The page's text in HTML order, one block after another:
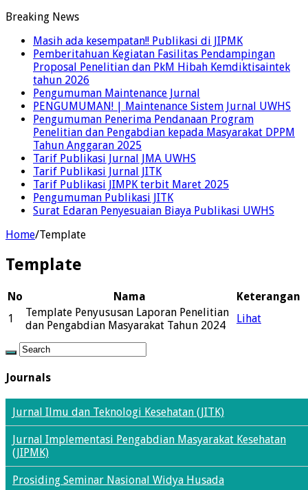
Breaking News
Masih ada kesempatan!! Publikasi di JIPMK
Pemberitahuan Kegiatan Fasilitas Pendampingan
Proposal Penelitian dan PkM Hibah Kemdiktisaintek
tahun 2026
Pengumuman Maintenance Jurnal
PENGUMUMAN! | Maintenance Sistem Jurnal UWHS
Pengumuman Penerima Pendanaan Program
Penelitian dan Pengabdian kepada Masyarakat DPPM
Tahun Anggaran 2025
Tarif Publikasi Jurnal JMA UWHS
Tarif Publikasi Jurnal JITK
Tarif Publikasi JIMPK terbit Maret 2025
Pengumuman Publikasi JITK
Surat Edaran Penyesuaian Biaya Publikasi UWHS
Home/Template
Template
No Nama
Keterangan
1
Template Penyususan Laporan Penelitian
dan Pengabdian Masyarakat Tahun 2024
Lihat
Journals
Jurnal Ilmu dan Teknologi Kesehatan (JITK)
Jurnal Implementasi Pengabdian Masyarakat Kesehatan
(JIPMK)
Prosiding Seminar Nasional Widya Husada